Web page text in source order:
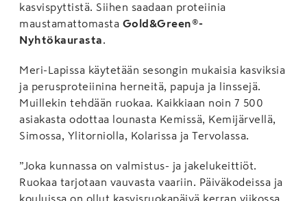
kasvispyttistä. Siihen saadaan proteiinia
maustamattomasta Gold&Green®-
Nyhtökaurasta
Meri-Lapissa käytetään sesongin mukaisia kasviksia
ja perusproteiinina herneitä, papuja ja linssejä.
Muillekin tehdään ruokaa. Kaikkiaan noin 7 500
asiakasta odottaa lounasta Kemissä, Kemijärvellä,
Simossa, Ylitorniolla, Kolarissa ja Tervolassa.
”Joka kunnassa on valmistus- ja jakelukeittiöt.
Ruokaa tarjotaan vauvasta vaariin. Päiväkodeissa ja
kouluissa on ollut kasvisruokapäivä kerran viikossa